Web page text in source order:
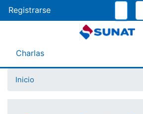
al
Registrarse
Menú Asistente
Charlas
Inicio